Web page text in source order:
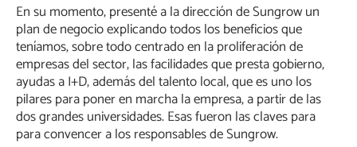
En su momento, presenté a la dirección de Sungrow un
plan de negocio explicando todos los beneficios que
teníamos, sobre todo centrado en la proliferación de
empresas del sector, las facilidades que presta gobierno,
ayudas a I+D, además del talento local, que es uno los
pilares para poner en marcha la empresa, a partir de las
dos grandes universidades. Esas fueron las claves para
para convencer a los responsables de Sungrow.